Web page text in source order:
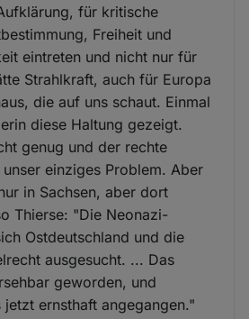
für kritische
Freiheit und
eintreten und nicht nur für
Strahlkraft, auch für Europa
die auf uns schaut. Einmal
diese Haltung gezeigt.
genug und der rechte
einziges Problem. Aber
in Sachsen, aber dort
Thierse: "Die Neonazi-
Ostdeutschland und die
ausgesucht. ... Das
geworden, und
ernsthaft angegangen."